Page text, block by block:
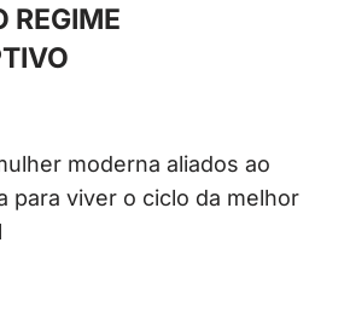
REGIME
moderna aliados ao
para viver o ciclo da melhor